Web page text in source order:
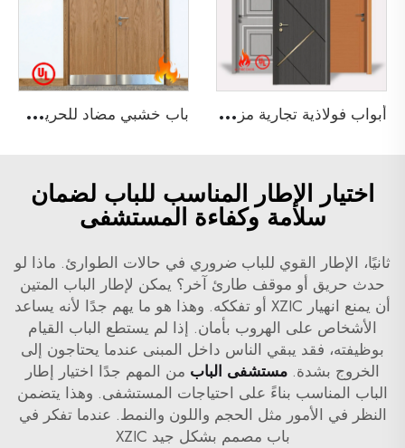
أ
بواب فولاذية تجارية مزدوجة وفردية مقاومة للحريق لمدة 3 ساعات ومصنفة من قبل UL لأبواب المجتمعات ب
اب خشبي مضاد للحريق لمدة 90 دقيقة غير متساوي مع شهادة UL لمبنى فندق
اختيار الإطار المناسب للباب لضمان
سلامة وكفاءة المستشفى
ثانيًا، الإطار القوي للباب ضروري في حالات الطوارئ. ماذا لو
حدث حريق أو موقف طارئ آخر؟ يمكن لإطار الباب المتين
أن يمنع انهيار XZIC أو تفككه. وهذا هو ما يهم جدًا لأنه يساعد
الأشخاص على الهروب بأمان. إذا لم يستطع الباب القيام
بوظيفته، فقد يبقي الناس داخل المبنى عندما يحتاجون إلى
الخروج بشدة. مستشفى الباب من المهم جدًا اختيار إطار
الباب المناسب بناءً على احتياجات المستشفى. وهذا يتضمن
النظر في الأمور مثل الحجم واللون والنمط. عندما تفكر في
باب مصمم بشكل جيد XZIC